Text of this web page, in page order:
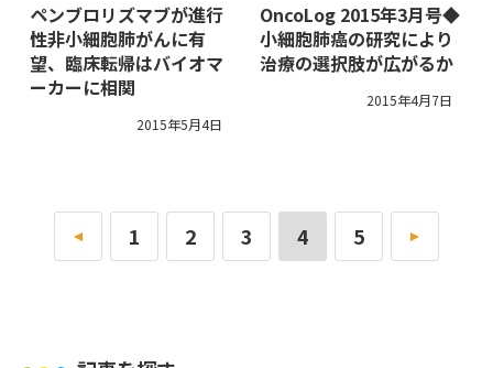
ペンブロリズマブが進行
性非小細胞肺がんに有
望、臨床転帰はバイオマ
ーカーに相関
2015年5月4日
OncoLog 2015年3月号◆
小細胞肺癌の研究により
治療の選択肢が広がるか
2015年4月7日
« 1 2 3 4 5 »